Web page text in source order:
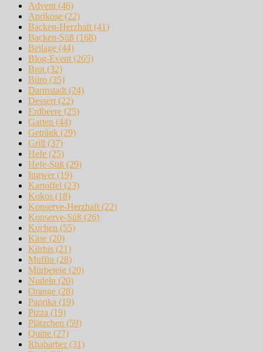
Advent (46)
Aprikose (22)
Backen-Herzhaft (41)
Backen-Süß (168)
Beilage (44)
Blog-Event (265)
Brot (32)
Büro (35)
Darmstadt (24)
Dessert (22)
Erdbeere (25)
Garten (44)
Getränk (29)
Grill (37)
Hefe (25)
Hefe-Süß (29)
Ingwer(19)
Kartoffel (23)
Kokos (18)
Konserve-Herzhaft (22)
Konserve-Süß (26)
Kuchen (55)
Käse (20)
Kürbis (21)
Muffin (28)
Mürbeteig (20)
Nudeln (20)
Orange (28)
Paprika (19)
Pizza (19)
Plätzchen (59)
Quitte (27)
Rhabarber(31)